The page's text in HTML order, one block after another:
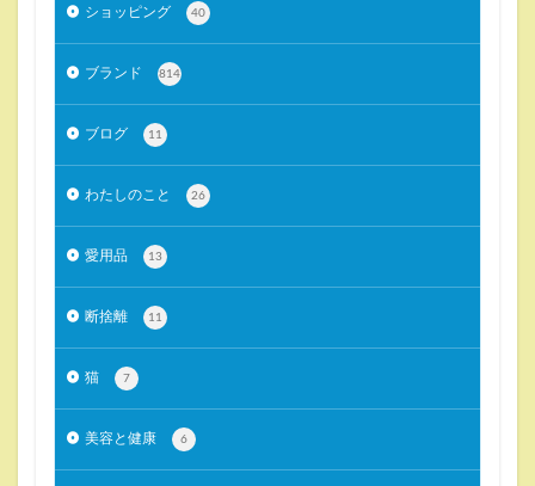
ショッピング 40
ブランド 814
ブログ 11
わたしのこと 26
愛用品 13
断捨離 11
猫 7
美容と健康 6